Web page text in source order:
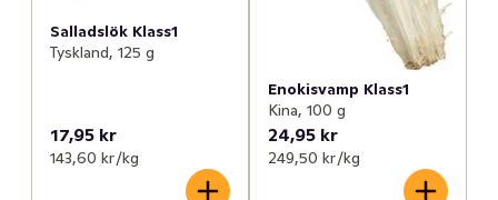
Salladslök Klass1
Tyskland, 125 g
17,95 kr
143,60 kr /kg
Enokisvamp Klass1
Kina, 100 g
24,95 kr
249,50 kr /kg